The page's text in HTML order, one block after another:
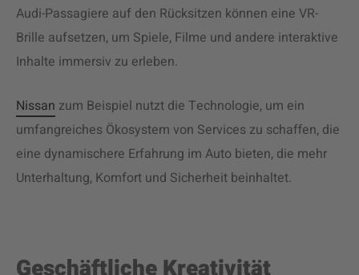
Audi-Passagiere auf den Rücksitzen können eine VR-
Brille aufsetzen, um Spiele, Filme und andere interaktive
Inhalte immersiv zu erleben.
Nissan zum Beispiel nutzt die Technologie, um ein
umfangreiches Ökosystem von Services zu schaffen, die
eine dynamischere Erfahrung im Auto bieten, die mehr
Unterhaltung, Komfort und Sicherheit beinhaltet.